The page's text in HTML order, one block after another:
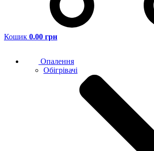
Кошик 0.00 грн
Опалення
Обігрівачі